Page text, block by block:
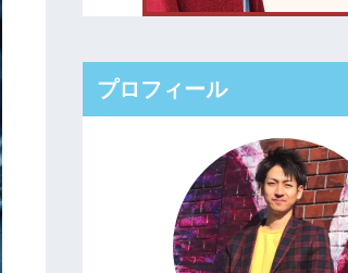
プロフィール